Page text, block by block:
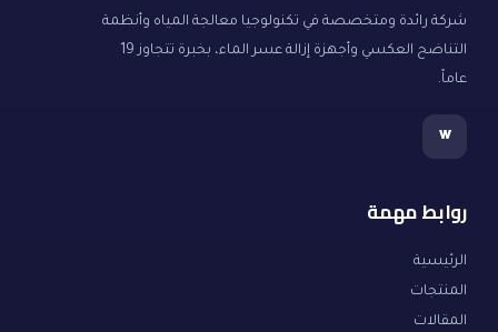
شركة رائدة ومتخصصة في تكنولوجيا معالجة المياه وأنظمة
التناضح العكسي وأجهزة إزالة عسر الماء، بخبرة تتجاوز 19
عاماً.
w
روابط مهمة
الرئيسية
المنتجات
المقالات